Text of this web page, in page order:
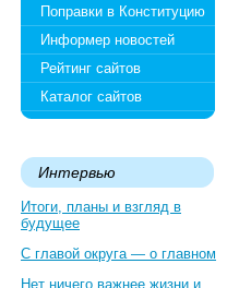
Поправки в Конституцию
Информер новостей
Рейтинг сайтов
Каталог сайтов
Интервью
Итоги, планы и взгляд в
будущее
С главой округа — о главном
Нет ничего важнее жизни и